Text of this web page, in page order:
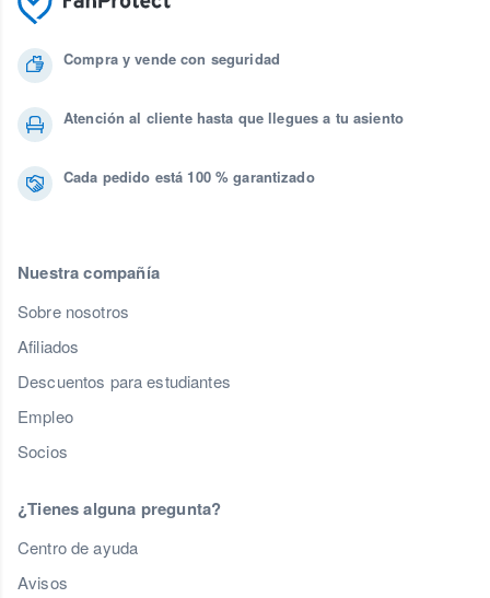
Compra y vende con seguridad
Atención al cliente hasta que llegues a tu asiento
Cada pedido está 100 % garantizado
Nuestra compañía
Sobre nosotros
Afiliados
Descuentos para estudiantes
Empleo
Socios
¿Tienes alguna pregunta?
Centro de ayuda
Avisos